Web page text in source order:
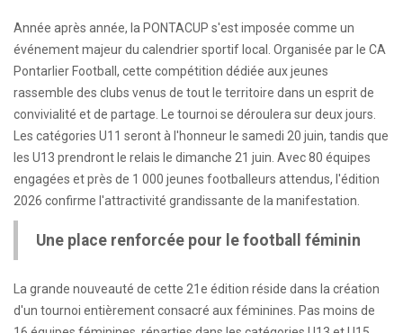
Année après année, la PONTACUP s'est imposée comme un
événement majeur du calendrier sportif local. Organisée par le CA
Pontarlier Football, cette compétition dédiée aux jeunes
rassemble des clubs venus de tout le territoire dans un esprit de
convivialité et de partage. Le tournoi se déroulera sur deux jours.
Les catégories U11 seront à l'honneur le samedi 20 juin, tandis que
les U13 prendront le relais le dimanche 21 juin. Avec 80 équipes
engagées et près de 1 000 jeunes footballeurs attendus, l'édition
2026 confirme l'attractivité grandissante de la manifestation.
Une place renforcée pour le football féminin
La grande nouveauté de cette 21e édition réside dans la création
d'un tournoi entièrement consacré aux féminines. Pas moins de